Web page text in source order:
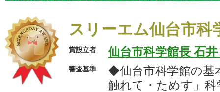
スリーエム仙台市科
賞設立者 仙台市科学館長 石
審査基準
◆仙台市科学館の基
触れて・ためす」